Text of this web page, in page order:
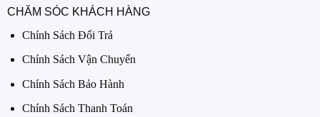
CHĂM SÓC KHÁCH HÀNG
Chính Sách Đổi Trả
Chính Sách Vận Chuyển
Chính Sách Bảo Hành
Chính Sách Thanh Toán